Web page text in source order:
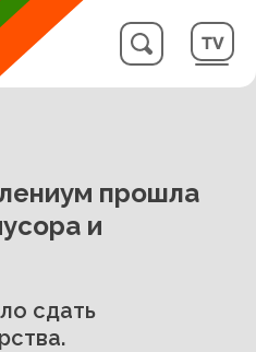
прошла
и
сдать